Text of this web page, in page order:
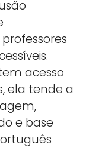
acesso
ela tende a
e base